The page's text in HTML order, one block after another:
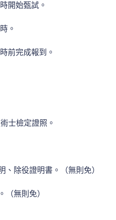
開始甄試。
。
前完成報到。
士檢定證照。
、除役證明書。（無則免）
（無則免）